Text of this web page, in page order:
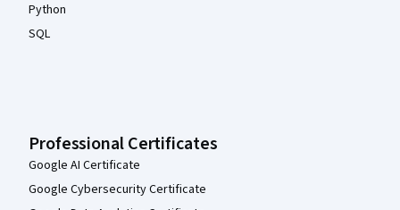
Python
SQL
Professional Certificates
Google AI Certificate
Google Cybersecurity Certificate